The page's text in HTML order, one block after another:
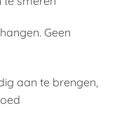
Geen
aan te brengen,